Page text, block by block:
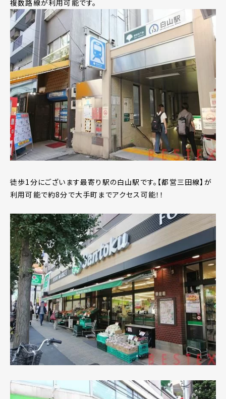
複数路線が利用可能です。
徒歩1分にございます最寄り駅の白山駅です。【都営三田線】が
利用可能で約8分で大手町までアクセス可能！！